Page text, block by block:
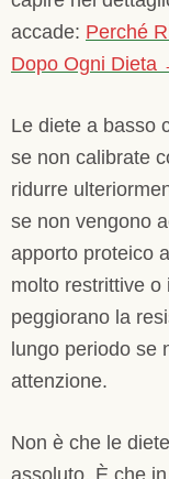
accade: Perché
Dopo Ogni Dieta
Le diete a basso
se non calibrate
ridurre
se non vengono
apporto proteico
molto restrittive o
peggiorano la
lungo periodo se
attenzione.
Non è che le
assoluto. È che